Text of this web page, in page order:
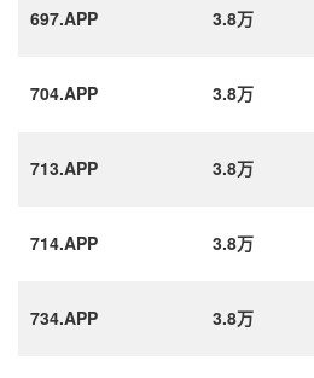
697.APP 3.8万
704.APP 3.8万
713.APP 3.8万
714.APP 3.8万
734.APP 3.8万